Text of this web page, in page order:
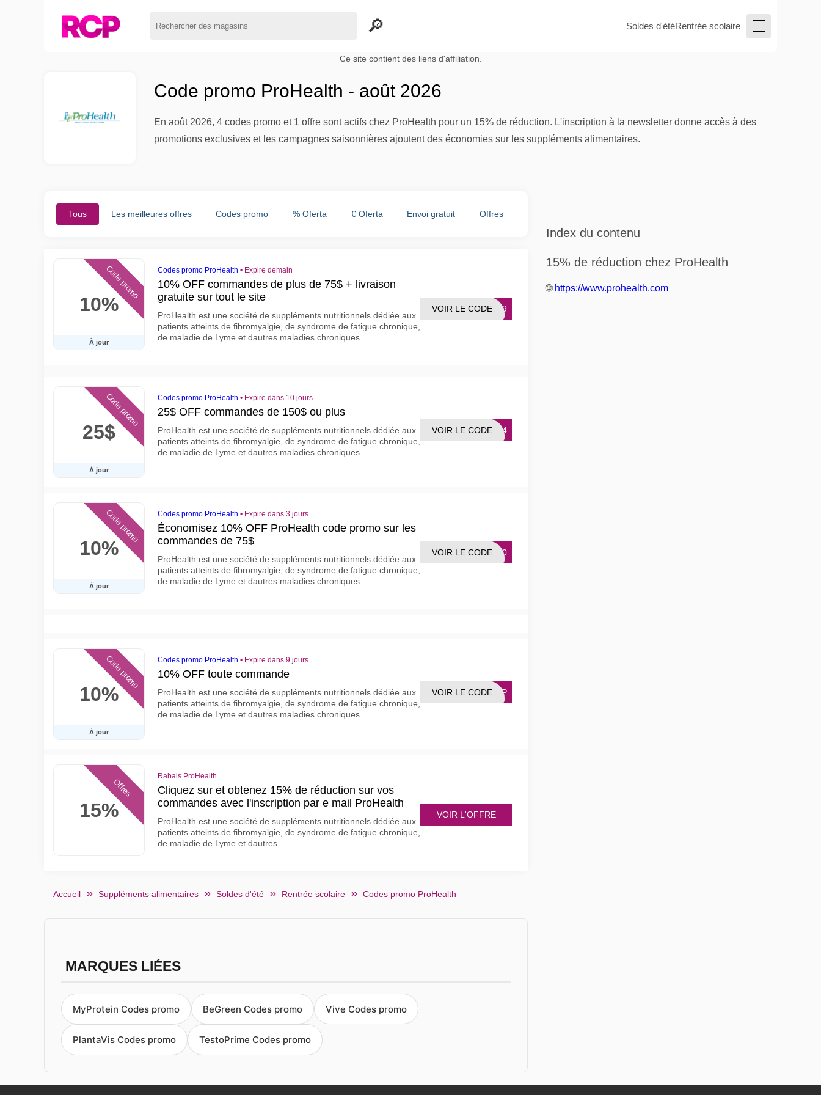
Soldes d'étéRentrée scolaire
Ce site contient des liens d'affiliation.
Code promo ProHealth - août 2026
En août 2026, 4 codes promo et 1 offre sont actifs chez ProHealth pour un 15% de réduction. L'inscription à la newsletter donne accès à des
promotions exclusives et les campagnes saisonnières ajoutent des économies sur les suppléments alimentaires.
Tous Les meilleures offres Codes promo % Oferta € Oferta Envoi gratuit Offres
10%
À jour
Code promo Codes promo ProHealth • Expire demain
10% OFF commandes de plus de 75$ + livraison
gratuite sur tout le site
ProHealth est une société de suppléments nutritionnels dédiée aux
patients atteints de fibromyalgie, de syndrome de fatigue chronique,
de maladie de Lyme et dautres maladies chroniques
0419
VOIR LE CODE
25$
À jour
Code promo Codes promo ProHealth • Expire dans 10 jours
25$ OFF commandes de 150$ ou plus
ProHealth est une société de suppléments nutritionnels dédiée aux
patients atteints de fibromyalgie, de syndrome de fatigue chronique,
de maladie de Lyme et dautres maladies chroniques
2414
VOIR LE CODE
10%
À jour
Code promo Codes promo ProHealth • Expire dans 3 jours
Économisez 10% OFF ProHealth code promo sur les
commandes de 75$
ProHealth est une société de suppléments nutritionnels dédiée aux
patients atteints de fibromyalgie, de syndrome de fatigue chronique,
de maladie de Lyme et dautres maladies chroniques
8320
VOIR LE CODE
10%
À jour
Code promo Codes promo ProHealth • Expire dans 9 jours
10% OFF toute commande
ProHealth est une société de suppléments nutritionnels dédiée aux
patients atteints de fibromyalgie, de syndrome de fatigue chronique,
de maladie de Lyme et dautres maladies chroniques
T10P
VOIR LE CODE
15%
Offres
Rabais ProHealth
Cliquez sur et obtenez 15% de réduction sur vos
commandes avec l'inscription par e mail ProHealth
ProHealth est une société de suppléments nutritionnels dédiée aux
patients atteints de fibromyalgie, de syndrome de fatigue chronique,
de maladie de Lyme et dautres
VOIR L'OFFRE
Accueil Suppléments alimentaires Soldes d'été Rentrée scolaire Codes promo ProHealth
MARQUES LIÉES
MyProtein Codes promo BeGreen Codes promo Vive Codes promo
PlantaVis Codes promo TestoPrime Codes promo
Index du contenu
15% de réduction chez ProHealth
🌐 https://www.prohealth.com